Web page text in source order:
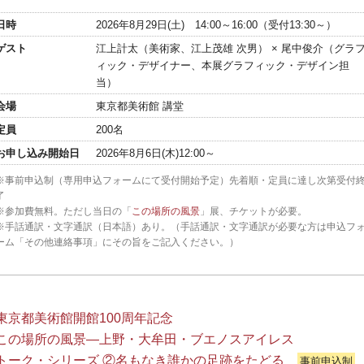
時
2026年8月29日(土) 14:00～16:00（受付13:30～）
スト
江上計太（美術家、江上茂雄 次男） × 尾中俊介（グラ
ィック・デザイナー、本展グラフィック・デザイン担
当）
場
東京都美術館 講堂
員
200名
申し込み開始日
2026年8月6日(木)12:00～
前申込制（専用申込フォームにて受付開始予定）先着順・定員に達し次第受付
加費無料。ただし当日の「 この場所の風景 」展、チケットが必要。
話通訳・文字通訳（日本語）あり。（手話通訳・文字通訳が必要な方は申込フ
ム「その他連絡事項」にその旨をご記入ください。）
京都美術館開館100周年記念
の場所の風景―上野・大牟田・ブエノスアイレス
トーク・シリーズ ②名もなき誰かの足跡をたどる
事前申込制